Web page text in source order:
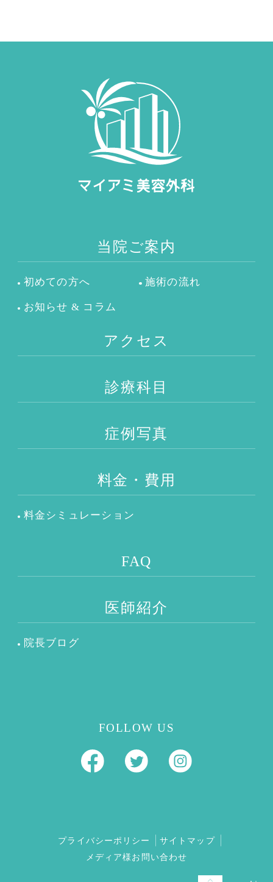
当院ご案内
初めての方へ 施術の流れ
お知らせ & コラム
アクセス
診療科目
症例写真
料金・費用
料金シミュレーション
FAQ
医師紹介
院長ブログ
FOLLOW US
プライバシーポリシー
サイトマップ
メディア様お問い合わせ